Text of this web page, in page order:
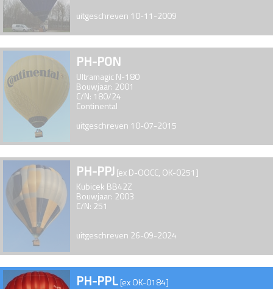
uitgeschreven 10-11-2009
PH-PON
Ultramagic N-180
Bouwjaar: 2001
C/N: 180/24
Continental
uitgeschreven 10-07-2015
PH-PPJ[ex D-OOCC, OK-0251]
Kubicek BB42Z
Bouwjaar: 2003
C/N: 251
uitgeschreven 26-09-2024
PH-PPL[ex OK-0184]